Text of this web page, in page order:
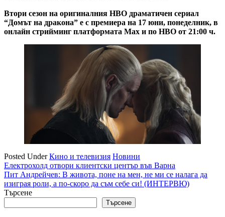
Втори сезон на оригиналния HBO драматичен сериал
“Домът на дракона” е с премиера на 17 юни, понеделник, в
онлайн стрийминг платформата Max и по HBO от 21:00 ч.
Posted UnderКино и телевизия Новини
Навигация
Електрохолд отвори клиентски център във Варна
Пит Андрейчев: В живота, поне на мен, не ми се налага да
изиграя роли, а по-скоро да съм себе си! (ИНТЕРВЮ)
Търсене
Търсене